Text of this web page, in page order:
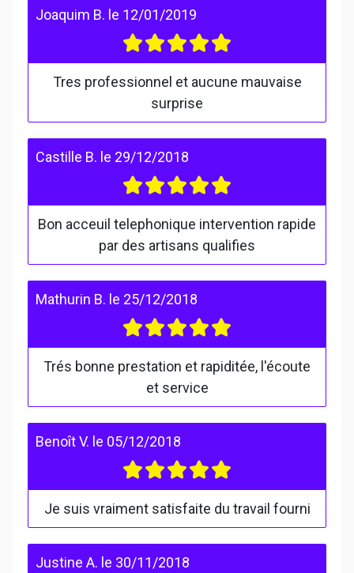
Joaquim B. le 12/01/2019
Tres professionnel et aucune mauvaise
surprise
Castille B. le 29/12/2018
Bon acceuil telephonique intervention rapide
par des artisans qualifies
Mathurin B. le 25/12/2018
Trés bonne prestation et rapiditée, l'écoute
et service
Benoît V. le 05/12/2018
Je suis vraiment satisfaite du travail fourni
Justine A. le 30/11/2018